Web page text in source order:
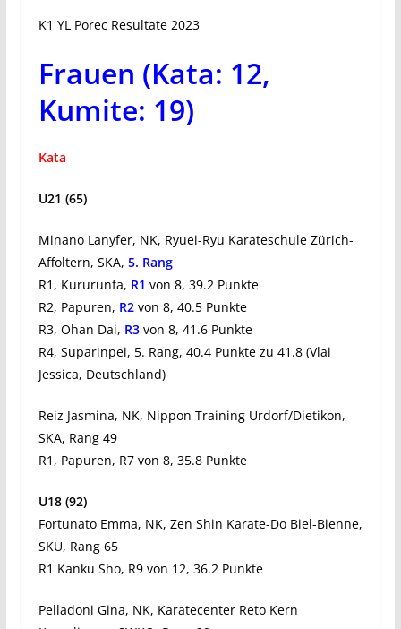
K1 YL Porec Resultate 2023
Frauen (Kata: 12,
Kumite: 19)
Kata
U21 (65)
Minano Lanyfer, NK, Ryuei-Ryu Karateschule Zürich-
Affoltern, SKA, 5. Rang
R1, Kururunfa, R1 von 8, 39.2 Punkte
R2, Papuren, R2 von 8, 40.5 Punkte
R3, Ohan Dai, R3 von 8, 41.6 Punkte
R4, Suparinpei, 5. Rang, 40.4 Punkte zu 41.8 (Vlai
Jessica, Deutschland)
Reiz Jasmina, NK, Nippon Training Urdorf/Dietikon,
SKA, Rang 49
R1, Papuren, R7 von 8, 35.8 Punkte
U18 (92)
Fortunato Emma, NK, Zen Shin Karate-Do Biel-Bienne,
SKU, Rang 65
R1 Kanku Sho, R9 von 12, 36.2 Punkte
Pelladoni Gina, NK, Karatecenter Reto Kern